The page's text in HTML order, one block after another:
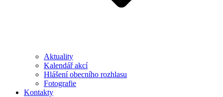
Aktuality
Kalendář akcí
Hlášení obecního rozhlasu
Fotografie
Kontakty